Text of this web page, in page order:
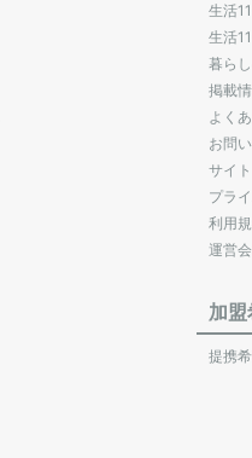
生活
生活
暮ら
掲載
よく
お問
サイ
プラ
利用
運営
加
提携